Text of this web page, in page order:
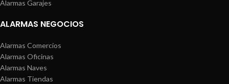
Alarmas Garajes
ALARMAS NEGOCIOS
Alarmas Comercios
Alarmas Oficinas
Alarmas Naves
Alarmas Tiendas